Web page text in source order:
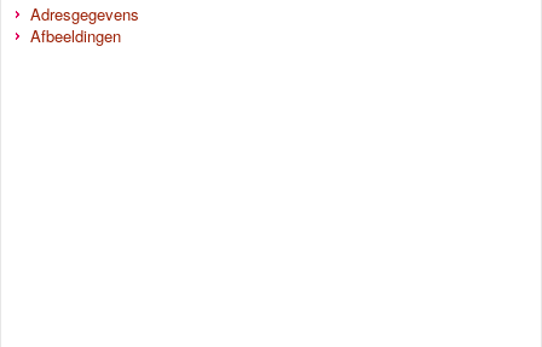
Adresgegevens
Afbeeldingen